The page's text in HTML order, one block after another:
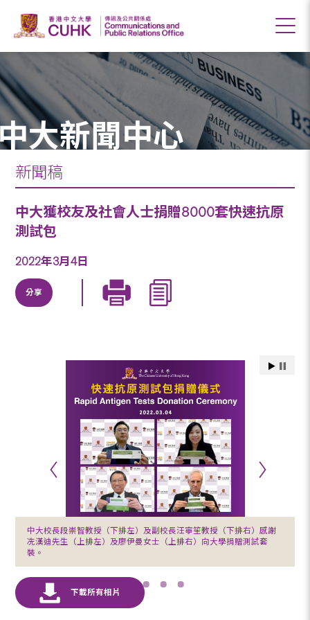
大新聞中心
新聞稿
中大獲校友及社會人士捐贈8000套快速抗原
測試包
2022年3月4日
分享
中大校長段崇智教授（下排左）及副校長汪寧笙教授（下排右）感謝
冼漢迪先生（上排左）及廖伊曼女士（上排右）向大學捐贈測試套
裝。